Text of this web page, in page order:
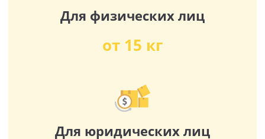
Для физических лиц
от 15 кг
Для юридических лиц